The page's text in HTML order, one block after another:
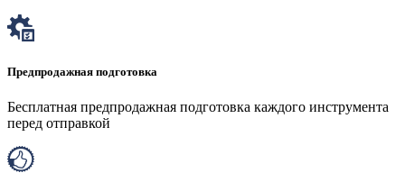
Предпродажная подготовка
Бесплатная предпродажная подготовка каждого инструмента
перед отправкой